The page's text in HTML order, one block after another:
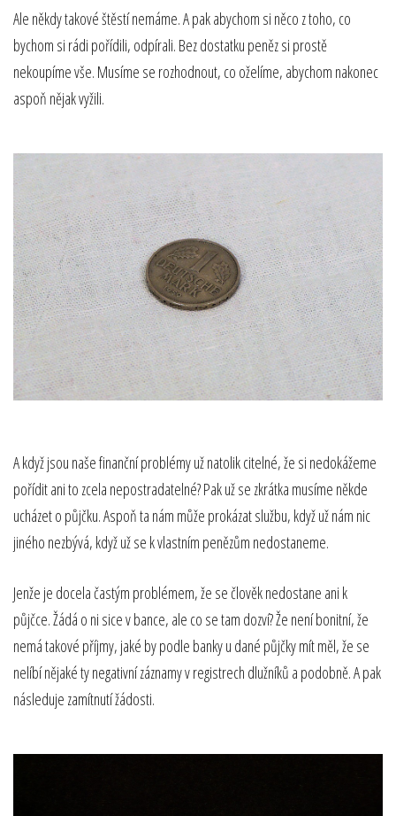
Ale někdy takové štěstí nemáme. A pak abychom si něco z toho, co
bychom si rádi pořídili, odpírali. Bez dostatku peněz si prostě
nekoupíme vše. Musíme se rozhodnout, co oželíme, abychom nakonec
aspoň nějak vyžili.
A když jsou naše finanční problémy už natolik citelné, že si nedokážeme
pořídit ani to zcela nepostradatelné? Pak už se zkrátka musíme někde
ucházet o půjčku. Aspoň ta nám může prokázat službu, když už nám nic
jiného nezbývá, když už se k vlastním penězům nedostaneme.
Jenže je docela častým problémem, že se člověk nedostane ani k
půjčce. Žádá o ni sice v bance, ale co se tam dozví? Že není bonitní, že
nemá takové příjmy, jaké by podle banky u dané půjčky mít měl, že se
nelíbí nějaké ty negativní záznamy v registrech dlužníků a podobně. A pak
následuje zamítnutí žádosti.